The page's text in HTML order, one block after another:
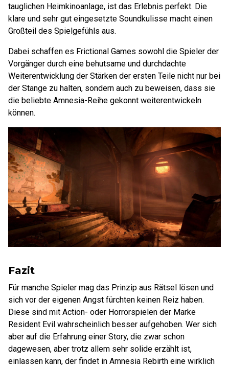
tauglichen Heimkinoanlage, ist das Erlebnis perfekt. Die
klare und sehr gut eingesetzte Soundkulisse macht einen
Großteil des Spielgefühls aus.
Dabei schaffen es Frictional Games sowohl die Spieler der
Vorgänger durch eine behutsame und durchdachte
Weiterentwicklung der Stärken der ersten Teile nicht nur bei
der Stange zu halten, sondern auch zu beweisen, dass sie
die beliebte Amnesia-Reihe gekonnt weiterentwickeln
können.
Fazit
Für manche Spieler mag das Prinzip aus Rätsel lösen und
sich vor der eigenen Angst fürchten keinen Reiz haben.
Diese sind mit Action- oder Horrorspielen der Marke
Resident Evil wahrscheinlich besser aufgehoben. Wer sich
aber auf die Erfahrung einer Story, die zwar schon
dagewesen, aber trotz allem sehr solide erzählt ist,
einlassen kann, der findet in Amnesia Rebirth eine wirklich